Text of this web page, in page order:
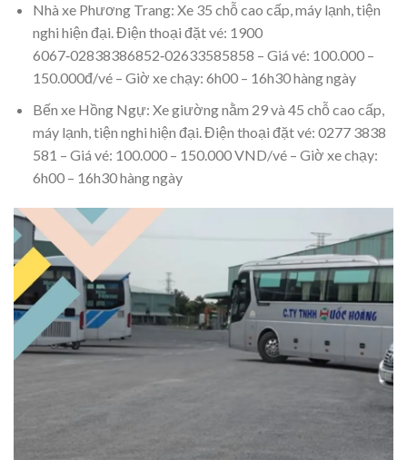
Nhà xe Phương Trang: Xe 35 chỗ cao cấp, máy lạnh, tiện
nghi hiện đại. Điện thoại đặt vé: 1900
6067‑02838386852‑02633585858 – Giá vé: 100.000 –
150.000đ/vé – Giờ xe chạy: 6h00 – 16h30 hàng ngày
Bến xe Hồng Ngự: Xe giường nằm 29 và 45 chỗ cao cấp,
máy lạnh, tiện nghi hiện đại. Điện thoại đặt vé: 0277 3838
581 – Giá vé: 100.000 – 150.000 VND/vé – Giờ xe chạy:
6h00 – 16h30 hàng ngày